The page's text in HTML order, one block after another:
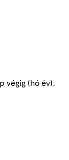
végig (hó év).